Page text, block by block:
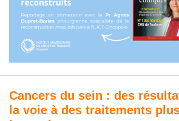
Cancers du sein : des
la voie à des traitements